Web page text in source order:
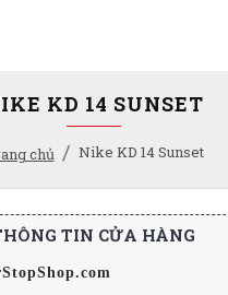
chủ Nike KD 14 Sunset
KD 14 SUNSET
TIN CỬA HÀNG